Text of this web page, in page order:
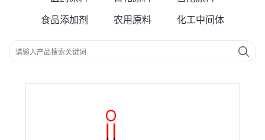
食品添加剂 农用原料 化工中间体